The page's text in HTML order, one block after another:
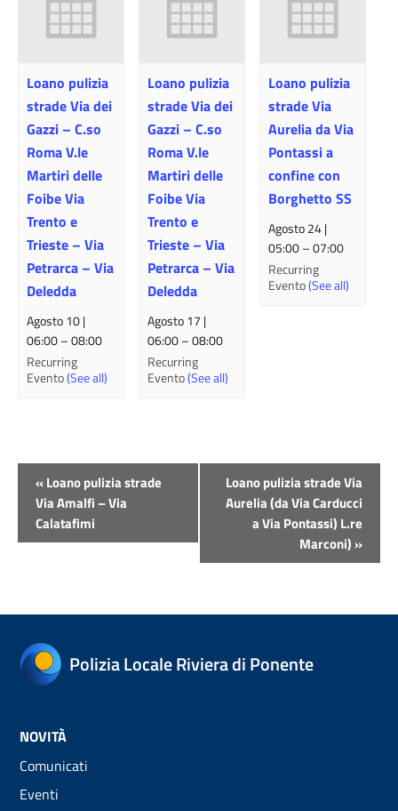
Loano pulizia
strade Via dei
Gazzi – C.so
Roma V.le
Martiri delle
Foibe Via
Trento e
Trieste – Via
Petrarca – Via
Deledda
Agosto 10 |
06:00–08:00
Recurring
Evento(See all)
Loano pulizia
strade Via dei
Gazzi – C.so
Roma V.le
Martiri delle
Foibe Via
Trento e
Trieste – Via
Petrarca – Via
Deledda
Agosto 17 |
06:00–08:00
Recurring
Evento(See all)
Loano pulizia
strade Via
Aurelia da Via
Pontassi a
confine con
Borghetto SS
Agosto 24 |
05:00–07:00
Recurring
Evento(See all)
Evento
Navigazione
«Loano pulizia strade
Via Amalfi – Via
Calatafimi
Loano pulizia strade Via
Aurelia (da Via Carducci
a Via Pontassi) L.re
Marconi)»
Polizia Locale Riviera di Ponente
NOVITÀ
Comunicati
Eventi